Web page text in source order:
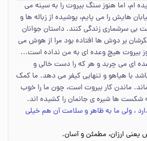
ام، اما هنوز سنگ بیروت را به سینه می
هایش را می پایم، پوشیده از زباله ها و
بی سرشماری زندگی کنند. داستان جوانان
بر دوش ها افتاده بود مرا از هوش می
بیروت هیچ وعده ای به من نداده است...
ای می چربد و هر که را دست خالی و
با هیاهو و تنهایی کیفر می دهد. ما کمک
ماندن کار بیروت است، چون ما را خوب
شکست ها شیره ی جانمان را کشیده اند.
، ولی ما به ظاهر و سلامت آن هم خیلی
یعنی ارزان، مطمئن و آسان.